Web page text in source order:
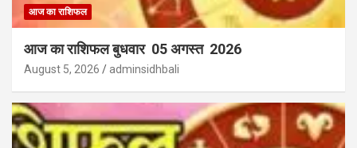
आज का राशिफल
आज का राशिफल बुधवार 05 अगस्त 2026
August 5, 2026 adminsidhbali